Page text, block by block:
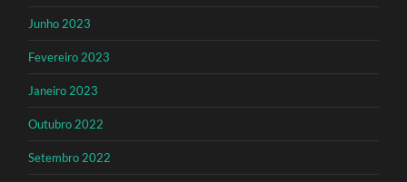
Junho 2023
Fevereiro 2023
Janeiro 2023
Outubro 2022
Setembro 2022